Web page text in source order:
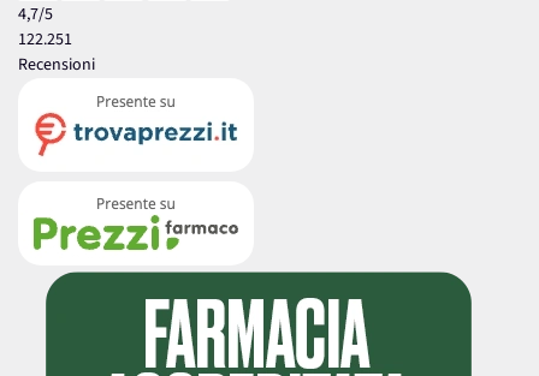
4,7/5
122.251
Recensioni